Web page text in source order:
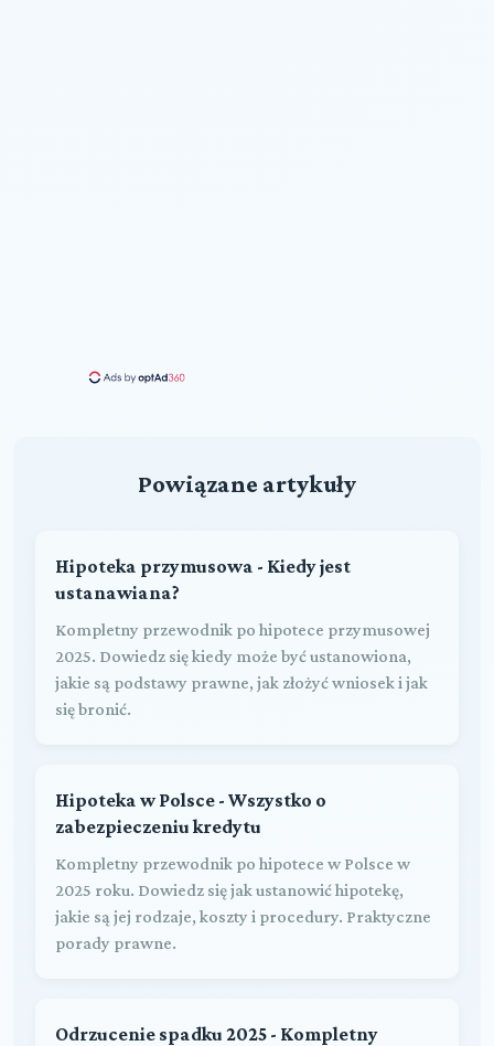
Powiązane artykuły
Hipoteka przymusowa - Kiedy jest
ustanawiana?
Kompletny przewodnik po hipotece przymusowej
2025. Dowiedz się kiedy może być ustanowiona,
jakie są podstawy prawne, jak złożyć wniosek i jak
się bronić.
Hipoteka w Polsce - Wszystko o
zabezpieczeniu kredytu
Kompletny przewodnik po hipotece w Polsce w
2025 roku. Dowiedz się jak ustanowić hipotekę,
jakie są jej rodzaje, koszty i procedury. Praktyczne
porady prawne.
Odrzucenie spadku 2025 - Kompletny